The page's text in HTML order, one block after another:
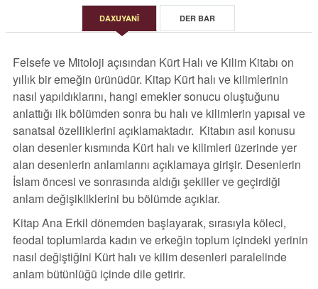
DAXUYANÎ DER BAR
Felsefe ve Mitoloji açısından Kürt Halı ve Kilim Kitabı on
yıllık bir emeğin ürünüdür. Kitap Kürt halı ve kilimlerinin
nasıl yapıldıklarını, hangi emekler sonucu oluştuğunu
anlattığı ilk bölümden sonra bu halı ve kilimlerin yapısal ve
sanatsal özelliklerini açıklamaktadır. Kitabın asıl konusu
olan desenler kısmında Kürt halı ve kilimleri üzerinde yer
alan desenlerin anlamlarını açıklamaya girişir. Desenlerin
İslam öncesi ve sonrasında aldığı şekiller ve geçirdiği
anlam değişikliklerini bu bölümde açıklar.
Kitap Ana Erkil dönemden başlayarak, sırasıyla köleci,
feodal toplumlarda kadın ve erkeğin toplum içindeki yerinin
nasıl değiştiğini Kürt halı ve kilim desenleri paralelinde
anlam bütünlüğü içinde dile getirir.